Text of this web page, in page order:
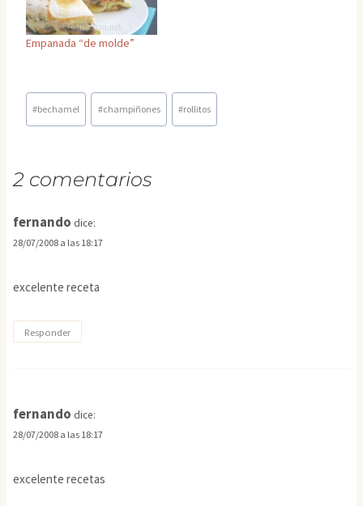
Empanada “de molde”
Etiquetas
de
#bechamel #champiñones #rollitos
2 comentarios
fernando dice:
28/07/2008 a las 18:17
excelente receta
Responder
fernando dice:
28/07/2008 a las 18:17
excelente recetas